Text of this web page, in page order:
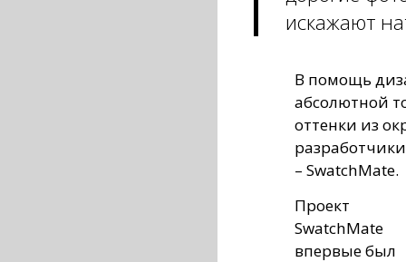
искажают
В помощь
абсолютной
оттенки из
– SwatchMate.
Проект
SwatchMate
впервые был